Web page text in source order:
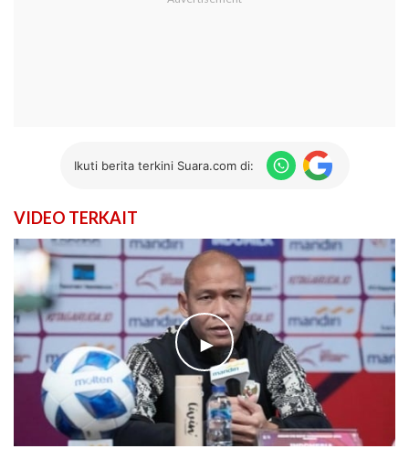
Ikuti berita terkini Suara.com di:
VIDEO TERKAIT
►